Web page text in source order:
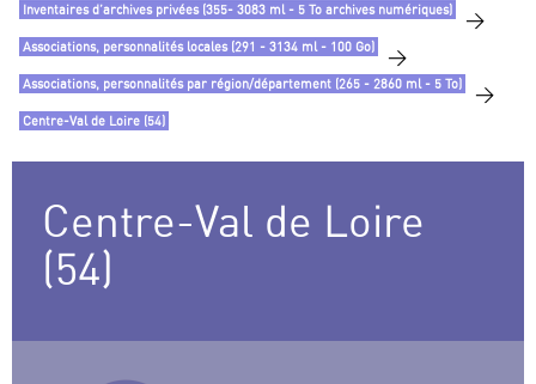
Inventaires d’archives privées (355- 3083 ml - 5 To archives numériques) >
Associations, personnalités locales (291 - 3134 ml - 100 Go) >
Associations, personnalités par région/département (265 - 2860 ml - 5 To) >
Centre-Val de Loire (54)
Centre-Val de Loire
(54)